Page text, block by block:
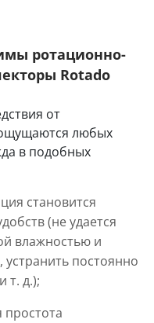
ротационно-
Rotado
от
любых
в подобных
становится
(не удается
влажностью и
постоянно
т. д.);
простота